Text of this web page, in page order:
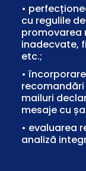
•
cu regulile
promovarea
inadecvate,
etc.;
•
mailuri
mesaje cu
• evaluarea
analiză